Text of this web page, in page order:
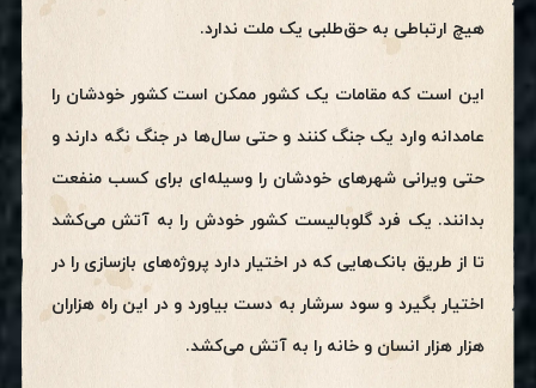
هیچ ارتباطی به حق‌طلبی یک ملت ندارد.
این است که مقامات یک کشور ممکن است کشور خودشان را
عامدانه وارد یک جنگ کنند و حتی سال‌ها در جنگ نگه دارند و
حتی ویرانی شهرهای خودشان را وسیله‌ای برای کسب منفعت
بدانند. یک فرد گلوبالیست کشور خودش را به آتش می‌کشد
تا از طریق بانک‌هایی که در اختیار دارد پروژه‌های بازسازی را در
اختیار بگیرد و سود سرشار به دست بیاورد و در این راه هزاران
هزار هزار انسان و خانه را به آتش می‌کشد.